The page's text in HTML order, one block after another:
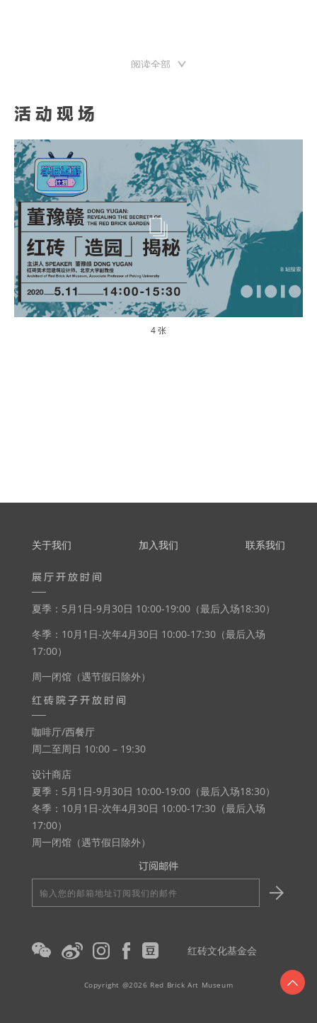
阅读全部
活动现场
4 张
关于我们 加入我们 联系我们
展厅开放时间
夏季：5月1日-9月30日 10:00-19:00（最后入场18:30）
冬季：10月1日-次年4月30日 10:00-17:30（最后入场
17:00）
周一闭馆（遇节假日除外）
红砖院子开放时间
咖啡厅/西餐厅
周二至周日 10:00 – 19:30
设计商店
夏季：5月1日-9月30日 10:00-19:00（最后入场18:30）
冬季：10月1日-次年4月30日 10:00-17:30（最后入场
17:00）
周一闭馆（遇节假日除外）
订阅邮件
输
入
的
红砖文化基金会
Copyright @2026 Red Brick Art Museum